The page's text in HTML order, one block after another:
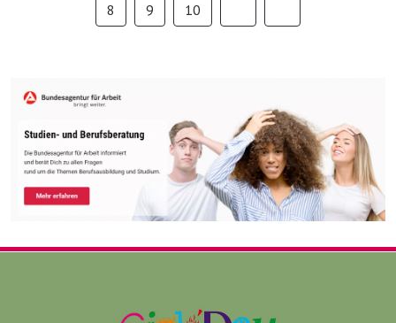
8 9 10